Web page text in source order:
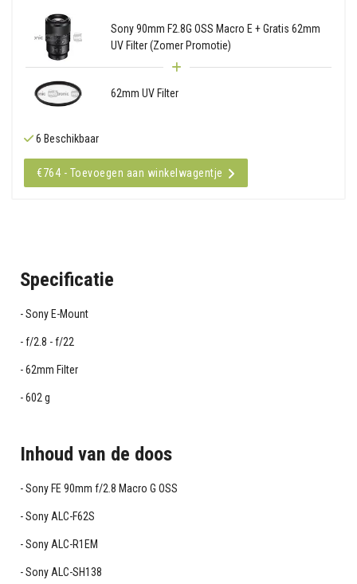
Sony 90mm F2.8G OSS Macro E + Gratis 62mm
UV Filter (Zomer Promotie)
62mm UV Filter
6 Beschikbaar
€764 - Toevoegen aan winkelwagentje
Specificatie
Sony E-Mount
f/2.8 - f/22
62mm Filter
602 g
Inhoud van de doos
Sony FE 90mm f/2.8 Macro G OSS
Sony ALC-F62S
Sony ALC-R1EM
Sony ALC-SH138